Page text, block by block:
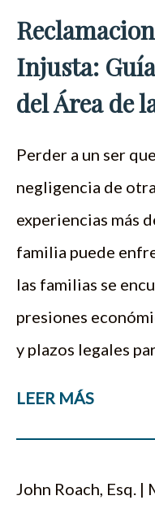
Injusta:
del Área de
Perder a un ser
negligencia de
experiencias más
familia puede
las familias se
presiones
y plazos legales
LEER MÁS
John Roach, Esq. |